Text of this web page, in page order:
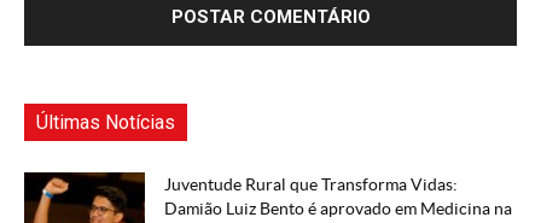
Últimas Notícias
Juventude Rural que Transforma Vidas:
Damião Luiz Bento é aprovado em Medicina na